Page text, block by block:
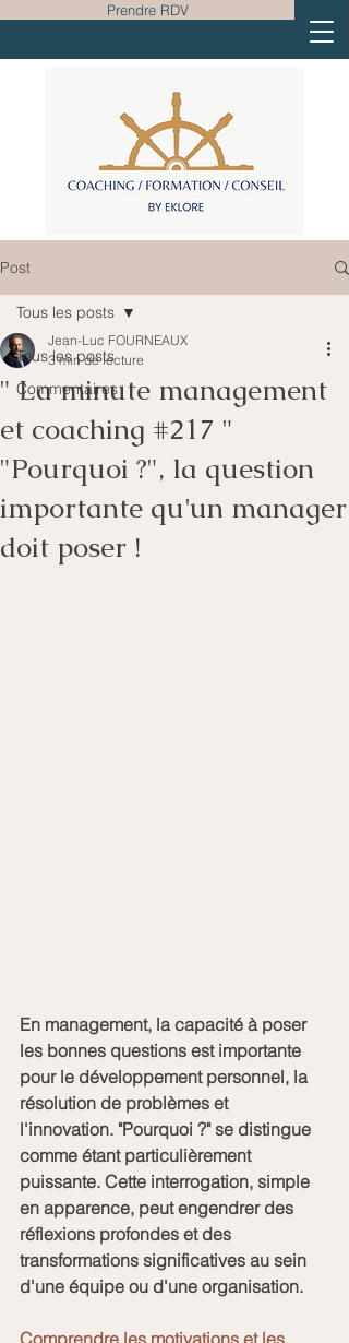
Prendre RDV
Post
Tous les posts
Commentaires
Tous les posts
" La minute management
et coaching #217 "
"Pourquoi ?", la question
importante qu'un manager
doit poser !
Jean-Luc FOURNEAUX
3 min de lecture
En management, la capacité à poser
les bonnes questions est importante
pour le développement personnel, la
résolution de problèmes et
l'innovation. "Pourquoi ?" se distingue
comme étant particulièrement
puissante. Cette interrogation, simple
en apparence, peut engendrer des
réflexions profondes et des
transformations significatives au sein
d'une équipe ou d'une organisation.